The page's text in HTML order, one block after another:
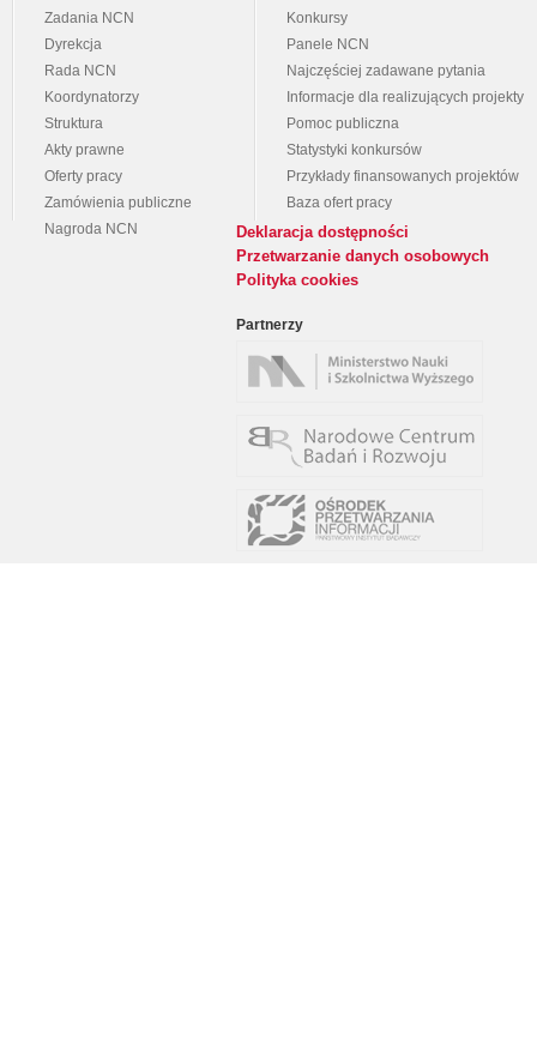
Zadania NCN
Dyrekcja
Rada NCN
Koordynatorzy
Struktura
Akty prawne
Oferty pracy
Zamówienia publiczne
Nagroda NCN
Konkursy
Panele NCN
Najczęściej zadawane pytania
Informacje dla realizujących projekty
Pomoc publiczna
Statystyki konkursów
Przykłady finansowanych projektów
Baza ofert pracy
Deklaracja dostępności
Przetwarzanie danych osobowych
Polityka cookies
Partnerzy